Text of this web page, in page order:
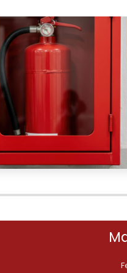
empresa e garantir
de unidades de
seu orçamento e
do mercado.
para a sua
e solicite seu
emergência.